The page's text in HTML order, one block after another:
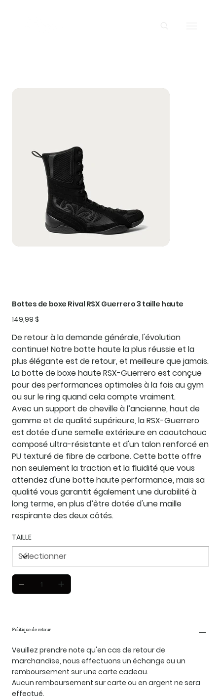
Bottes de boxe Rival RSX Guerrero 3 taille haute
Prix
149,99 $
De retour à la demande générale, l'évolution
continue! Notre botte haute la plus réussie et la
plus élégante est de retour, et meilleure que jamais.
La botte de boxe haute RSX-Guerrero est conçue
pour des performances optimales à la fois au gym
ou sur le ring quand cela compte vraiment.
Avec un support de cheville à l’ancienne, haut de
gamme et de qualité supérieure, la RSX-Guerrero
est dotée d'une semelle extérieure en caoutchouc
composé ultra-résistante et d'un talon renforcé en
PU texturé de fibre de carbone. Cette botte offre
non seulement la traction et la fluidité que vous
attendez d'une botte haute performance, mais sa
qualité vous garantit également une durabilité à
long terme, en plus d’être dotée d'une maille
respirante des deux côtés.
TAILLE
Politique de retour
Veuillez prendre note qu'en cas de retour de
marchandise, nous effectuons un échange ou un
remboursement sur une carte cadeau.
Aucun remboursement sur carte ou en argent ne sera
effectué.